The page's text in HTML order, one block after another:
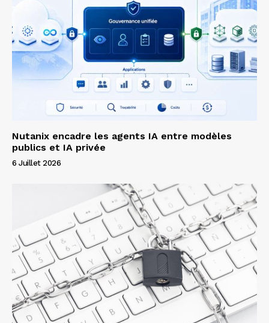
Nutanix encadre les agents IA entre modèles
publics et IA privée
6 Juillet 2026